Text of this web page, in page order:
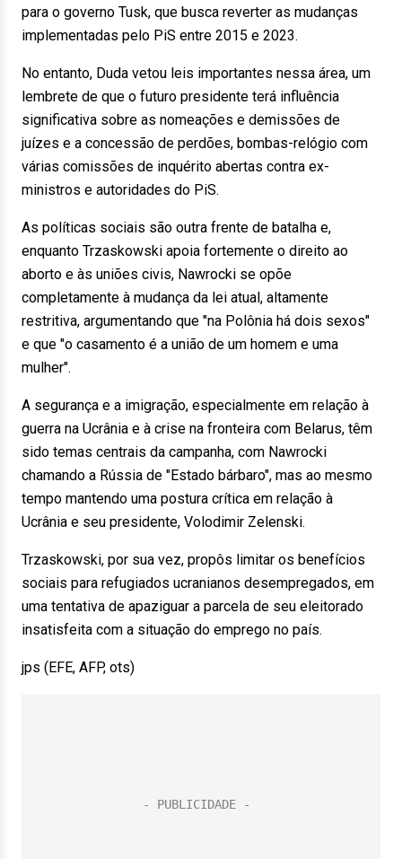
para o governo Tusk, que busca reverter as mudanças
implementadas pelo PiS entre 2015 e 2023.
No entanto, Duda vetou leis importantes nessa área, um
lembrete de que o futuro presidente terá influência
significativa sobre as nomeações e demissões de
juízes e a concessão de perdões, bombas-relógio com
várias comissões de inquérito abertas contra ex-
ministros e autoridades do PiS.
As políticas sociais são outra frente de batalha e,
enquanto Trzaskowski apoia fortemente o direito ao
aborto e às uniões civis, Nawrocki se opõe
completamente à mudança da lei atual, altamente
restritiva, argumentando que "na Polônia há dois sexos"
e que "o casamento é a união de um homem e uma
mulher".
A segurança e a imigração, especialmente em relação à
guerra na Ucrânia e à crise na fronteira com Belarus, têm
sido temas centrais da campanha, com Nawrocki
chamando a Rússia de "Estado bárbaro", mas ao mesmo
tempo mantendo uma postura crítica em relação à
Ucrânia e seu presidente, Volodimir Zelenski.
Trzaskowski, por sua vez, propôs limitar os benefícios
sociais para refugiados ucranianos desempregados, em
uma tentativa de apaziguar a parcela de seu eleitorado
insatisfeita com a situação do emprego no país.
jps (EFE, AFP, ots)